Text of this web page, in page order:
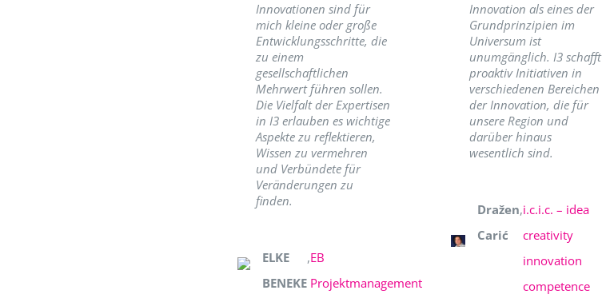
Innovationen sind für
mich kleine oder große
Entwicklungsschritte, die
zu einem
gesellschaftlichen
Mehrwert führen sollen.
Die Vielfalt der Expertisen
in I3 erlauben es wichtige
Aspekte zu reflektieren,
Wissen zu vermehren
und Verbündete für
Veränderungen zu
finden.
ELKE
BENEKE
,EB
Projektmanagement
Innovation als eines der
Grundprinzipien im
Universum ist
unumgänglich. I3 schafft
proaktiv Initiativen in
verschiedenen Bereichen
der Innovation, die für
unsere Region und
darüber hinaus
wesentlich sind.
Dražen
Carić
,i.c.i.c. – idea
creativity
innovation
competence